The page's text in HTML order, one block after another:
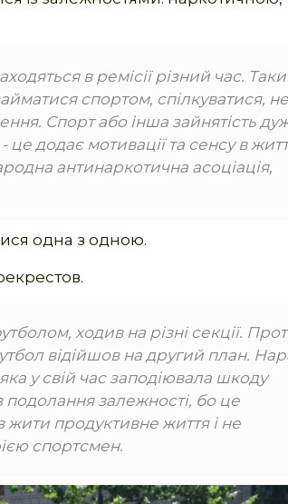
в ремісії різний час.
спортом, спілкуватися, не
Спорт або інша зайнятість
додає мотивації та сенсу в
антинаркотична асоціація,
одна з одною.
ходив на різні секції.
відійшов на другий план.
у свій час заподіювала шкоду
залежності, бо це
жити продуктивне життя і не
спортсмен.